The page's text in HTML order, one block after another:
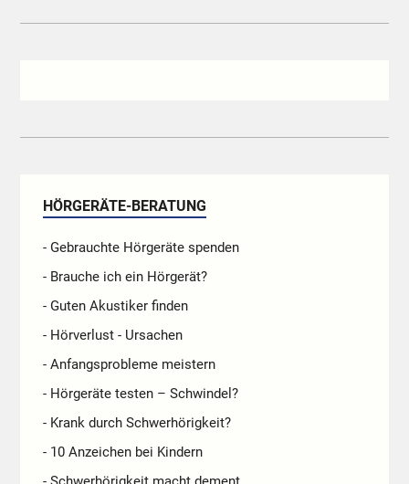
HÖRGERÄTE-BERATUNG
- Gebrauchte Hörgeräte spenden
- Brauche ich ein Hörgerät?
- Guten Akustiker finden
- Hörverlust - Ursachen
- Anfangsprobleme meistern
- Hörgeräte testen – Schwindel?
- Krank durch Schwerhörigkeit?
- 10 Anzeichen bei Kindern